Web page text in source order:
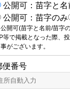
公開可：苗字と名
公開可：苗字のみ
開可(苗字と名前/苗字
等で掲載となった際、
事がございます。
便番号